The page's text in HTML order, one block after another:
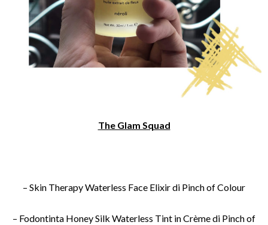
The Glam Squad
– Skin Therapy Waterless Face Elixir di Pinch of Colour
– Fodontinta Honey Silk Waterless Tint in Crème di Pinch of